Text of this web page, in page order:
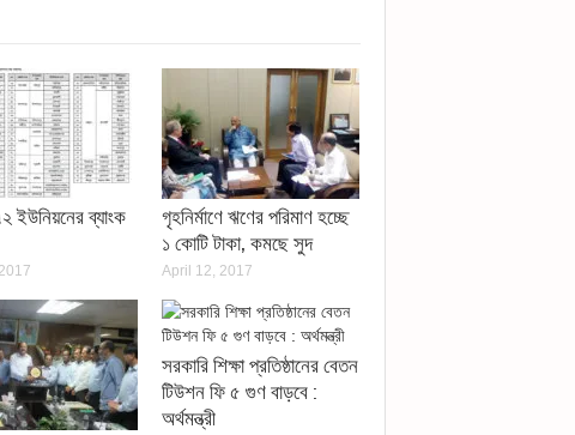
ইউনিয়নের ব্যাংক
গৃহনির্মাণে ঋণের পরিমাণ হচ্ছে
১ কোটি টাকা, কমছে সুদ
April 12, 2017
সরকারি শিক্ষা প্রতিষ্ঠানের বেতন
টিউশন ফি ৫ গুণ বাড়বে :
অর্থমন্ত্রী